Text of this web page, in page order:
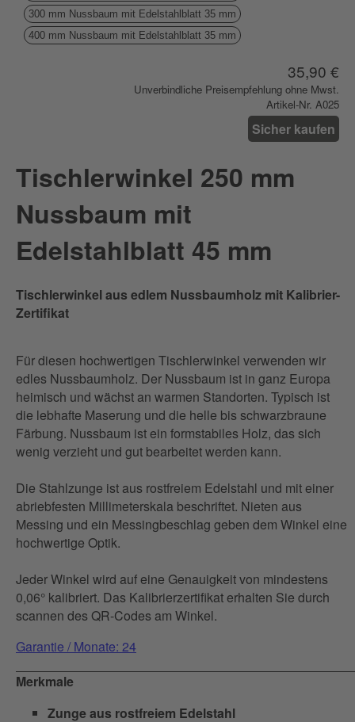
300 mm Nussbaum mit Edelstahlblatt 35 mm
400 mm Nussbaum mit Edelstahlblatt 35 mm
35,90 €
Unverbindliche Preisempfehlung ohne Mwst.
Artikel-Nr. A025
Sicher kaufen
Tischlerwinkel 250 mm
Nussbaum mit
Edelstahlblatt 45 mm
Tischlerwinkel aus edlem Nussbaumholz mit Kalibrier-
Zertifikat
Für diesen hochwertigen Tischlerwinkel verwenden wir
edles Nussbaumholz. Der Nussbaum ist in ganz Europa
heimisch und wächst an warmen Standorten. Typisch ist
die lebhafte Maserung und die helle bis schwarzbraune
Färbung. Nussbaum ist ein formstabiles Holz, das sich
wenig verzieht und gut bearbeitet werden kann.
Die Stahlzunge ist aus rostfreiem Edelstahl und mit einer
abriebfesten Millimeterskala beschriftet. Nieten aus
Messing und ein Messingbeschlag geben dem Winkel eine
hochwertige Optik.
Jeder Winkel wird auf eine Genauigkeit von mindestens
0,06° kalibriert. Das Kalibrierzertifikat erhalten Sie durch
scannen des QR-Codes am Winkel.
Garantie / Monate: 24
Merkmale
Zunge aus rostfreiem Edelstahl